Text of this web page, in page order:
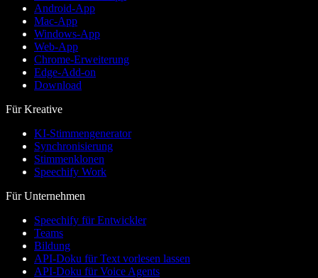
Android-App
Mac-App
Windows-App
Web-App
Chrome-Erweiterung
Edge-Add-on
Download
Für Kreative
KI-Stimmengenerator
Synchronisierung
Stimmenklonen
Speechify Work
Für Unternehmen
Speechify für Entwickler
Teams
Bildung
API-Doku für Text vorlesen lassen
API-Doku für Voice Agents